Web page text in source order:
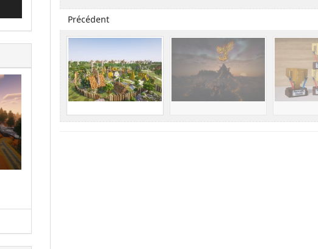
Précédent